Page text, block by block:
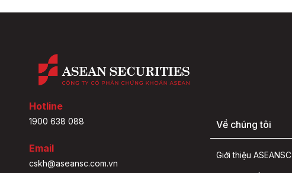
Hotline
1900 638 088
Email
cskh@aseansc.com.vn
Về chúng tôi
Giới thiệu ASEANSC